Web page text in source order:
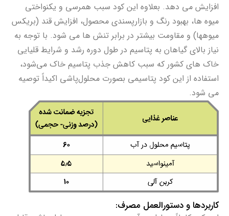
افزایش می دهد. بعلاوه این کود سبب همرسی و یکنواختی
میوه ها، بهبود رنگ و بازارپسندی محصول، افزایش قند (بریکس
میوهها) و مقاومت بیشتر در برابر تنش ها می شود. با توجه به
نیاز بالای گیاهان به پتاسیم در طول دوره رشد و شرایط قلیایی
خاک های کشور که سبب کاهش جذب پتاسیم خاک می‌شود،
استفاده از این کود پتاسیمی بصورت محلول‌پاشی اکیداً توصیه
می شود.
کاربردها و دستورالعمل مصرف: